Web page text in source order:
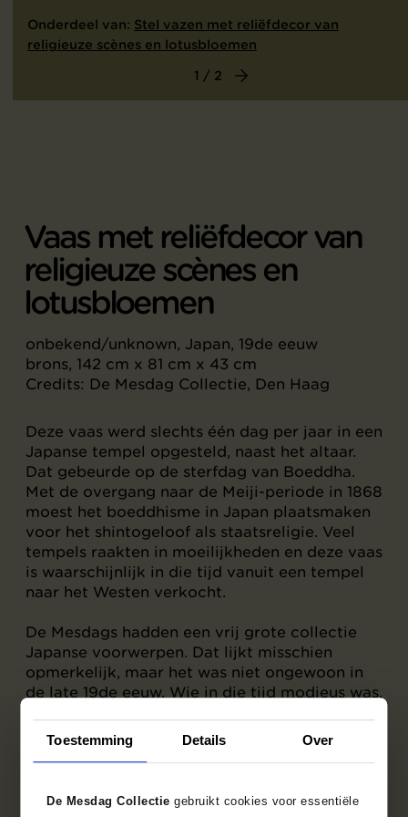
Toestemming Details Over
De Mesdag Collectie gebruikt cookies voor essentiële
Onderdeel van: Stel vazen met reliëfdecor van
religieuze scènes en lotusbloemen
1 / 2
Vaas met reliëfdecor van
religieuze scènes en
lotusbloemen
onbekend/unknown, Japan, 19de eeuw
brons, 142 cm x 81 cm x 43 cm
Credits: De Mesdag Collectie, Den Haag
Deze vaas werd slechts één dag per jaar in een
Japanse tempel opgesteld, naast het altaar.
Dat gebeurde op de sterfdag van Boeddha.
Met de overgang naar de Meiji-periode in 1868
moest het boeddhisme in Japan plaatsmaken
voor het shintogeloof als staatsreligie. Veel
tempels raakten in moeilijkheden en deze vaas
is waarschijnlijk in die tijd vanuit een tempel
naar het Westen verkocht.
De Mesdags hadden een vrij grote collectie
Japanse voorwerpen. Dat lijkt misschien
opmerkelijk, maar het was niet ongewoon in
de late 19de eeuw. Wie in die tijd modieus was,
Japanse houtsneden aan de muur hangen.
Objectgegevens